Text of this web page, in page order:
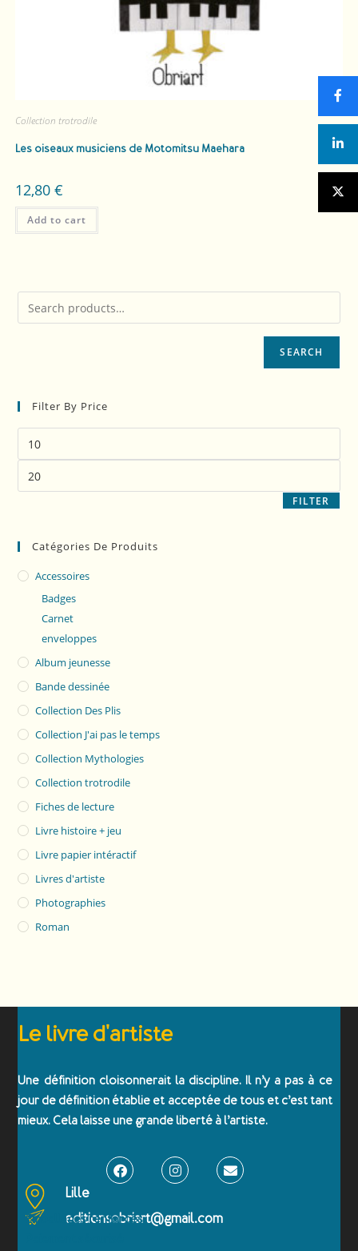
Collection trotrodile
Les oiseaux musiciens de Motomitsu Maehara
12,80 €
Add to cart
SEARCH
Filter By Price
FILTER
Catégories De Produits
Accessoires
Badges
Carnet
enveloppes
Album jeunesse
Bande dessinée
Collection Des Plis
Collection J'ai pas le temps
Collection Mythologies
Collection trotrodile
Fiches de lecture
Livre histoire + jeu
Livre papier intéractif
Livres d'artiste
Photographies
Roman
Le livre d'artiste
Une définition cloisonnerait la discipline. Il n’y a pas à ce
jour de définition établie et acceptée de tous et c’est tant
mieux. Cela laisse une grande liberté à l’artiste.
Lille
editionsobriart@gmail.com
Emballages renforcés